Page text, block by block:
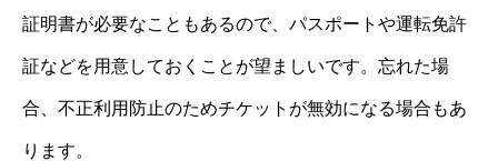
証明書が必要なこともあるので、パスポートや運転免許
証などを用意しておくことが望ましいです。忘れた場
合、不正利用防止のためチケットが無効になる場合もあ
ります。